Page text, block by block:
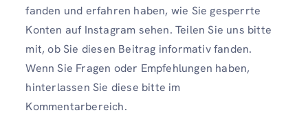
fanden und erfahren haben, wie Sie gesperrte
Konten auf Instagram sehen. Teilen Sie uns bitte
mit, ob Sie diesen Beitrag informativ fanden.
Wenn Sie Fragen oder Empfehlungen haben,
hinterlassen Sie diese bitte im
Kommentarbereich.